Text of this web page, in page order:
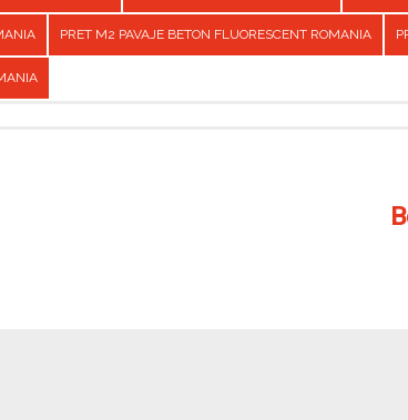
PRET M2 PAVAJE BETON FLUORESCENT ROMANIA